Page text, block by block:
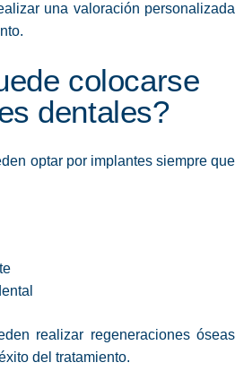
una valoración personalizada
colocarse
dentales?
optar por implantes siempre que
realizar regeneraciones óseas
del tratamiento.